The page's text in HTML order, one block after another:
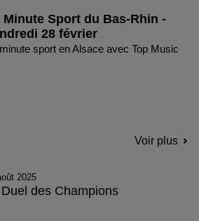
Minute Sport du Bas-Rhin -
28 février
sport en Alsace avec Top Music
Voir plus
2025
des Champions